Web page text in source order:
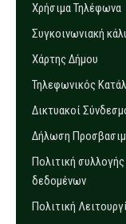
Χρήσιμα Τηλέφωνα
Συγκοινωνιακή
Χάρτης Δήμου
Τηλεφωνικός
Δικτυακοί
Δήλωση
Πολιτική
δεδομένων
Πολιτική